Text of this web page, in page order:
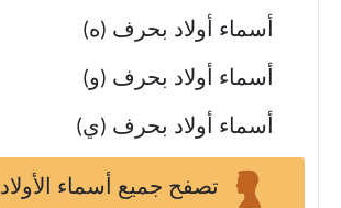
أسماء أولاد بحرف (ه)
أسماء أولاد بحرف (و)
أسماء أولاد بحرف (ي)
تصفح جميع أسماء الأولاد